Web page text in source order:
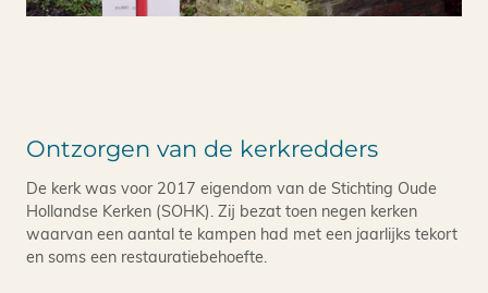
Ontzorgen van de kerkredders
De kerk was voor 2017 eigendom van de Stichting Oude
Hollandse Kerken (SOHK). Zij bezat toen negen kerken
waarvan een aantal te kampen had met een jaarlijks tekort
en soms een restauratiebehoefte.